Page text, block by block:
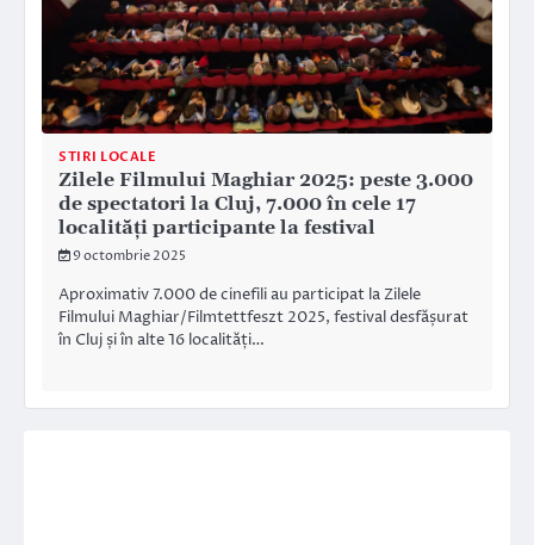
STIRI LOCALE
Zilele Filmului Maghiar 2025: peste 3.000
de spectatori la Cluj, 7.000 în cele 17
localități participante la festival
9 octombrie 2025
Aproximativ 7.000 de cinefili au participat la Zilele
Filmului Maghiar/Filmtettfeszt 2025, festival desfășurat
în Cluj și în alte 16 localități…